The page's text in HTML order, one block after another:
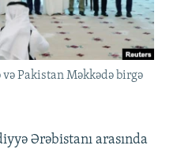
Pakistan Məkkədə birgə
Ərəbistanı arasında